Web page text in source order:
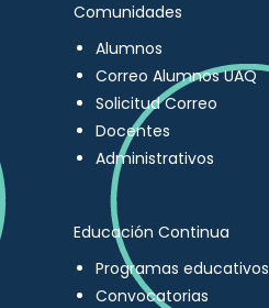
Comunidades
Alumnos
Correo Alumnos UAQ
Solicitud Correo
Docentes
Administrativos
Educación Continua
Programas educativos
Convocatorias